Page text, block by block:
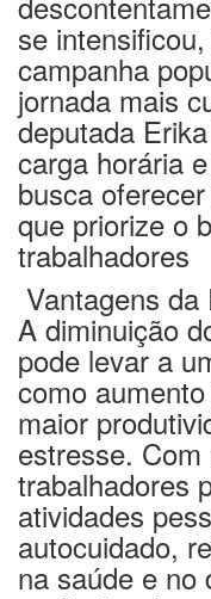
se
campanha
jornada mais
deputada
carga horária
busca
que priorize o
trabalhadores
Vantagens
A diminuição
pode levar a
como
maior
estresse.
trabalhadores
atividades
autocuidado,
na saúde e no